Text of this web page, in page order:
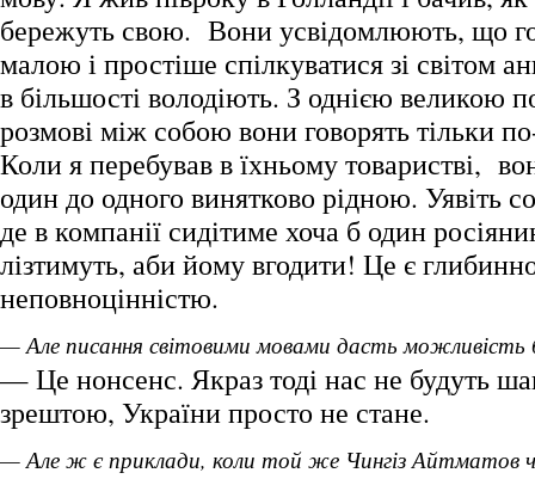
бережуть свою. Вони усвідомлюють, що
малою і простіше спілкуватися зі світом
в більшості володіють. З однією великою
розмові між собою вони говорять тільки
Коли я перебував в їхньому товаристві,
один до одного винятково рідною. Уявіть
де в компанії сидітиме хоча б один
лізтимуть, аби йому вгодити! Це є
неповноцінністю.
— Але писання світовими мовами дасть можливість
— Це нонсенс. Якраз тоді нас не будуть
зрештою, України просто не стане.
— Але ж є приклади, коли той же Чингіз Айтматов